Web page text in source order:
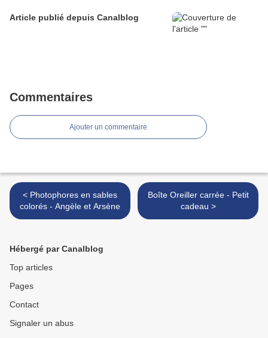
Article publié depuis Canalblog
Commentaires
Ajouter un commentaire
< Photophores en sables
colorés - Angèle et Arsène
Boîte Oreiller carrée - Petit
cadeau >
Hébergé par Canalblog
Top articles
Pages
Contact
Signaler un abus